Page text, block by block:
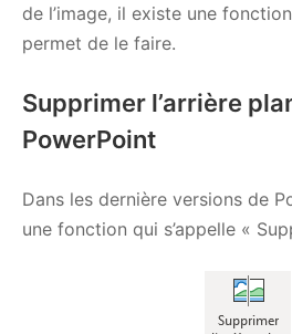
de l’image, il existe une
permet de le faire.
Supprimer l’arrière
PowerPoint
Dans les dernière versions de
une fonction qui s’appelle «